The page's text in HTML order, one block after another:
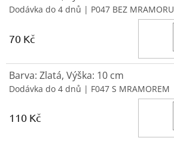
Dodávka do 4 dnů | P047 BEZ MRAMORU
70 Kč
Barva: Zlatá, Výška: 10 cm
Dodávka do 4 dnů | F047 S MRAMOREM
110 Kč